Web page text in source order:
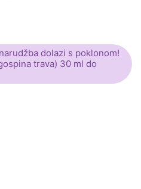
dolazi s poklonom!
trava) 30 ml do